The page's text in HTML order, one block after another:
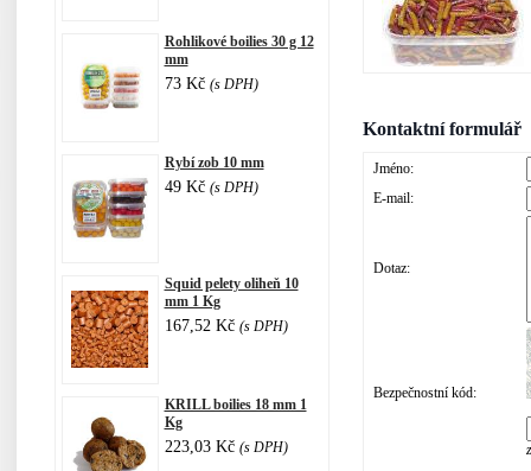
Rohlikové boilies 30 g 12
mm
73 Kč (s DPH)
Rybí zob 10 mm
49 Kč (s DPH)
Squid pelety oliheň 10
mm 1 Kg
167,52 Kč (s DPH)
KRILL boilies 18 mm 1
Kg
223,03 Kč (s DPH)
Kontaktní formulář
Jméno:
E-mail:
Dotaz:
Bezpečnostní kód: